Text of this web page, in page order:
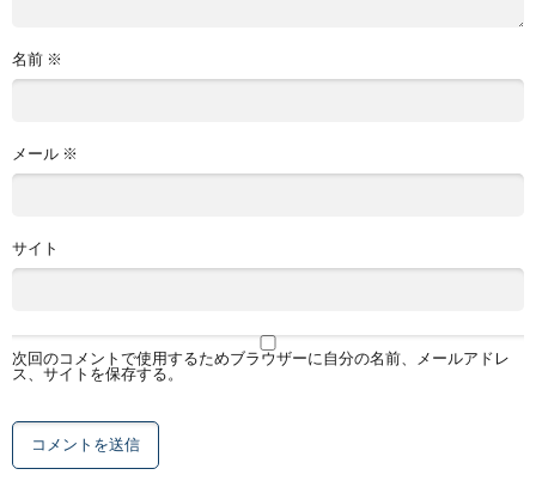
名前 ※
メール ※
サイト
次回のコメントで使用するためブラウザーに自分の名前、メールアドレ
ス、サイトを保存する。